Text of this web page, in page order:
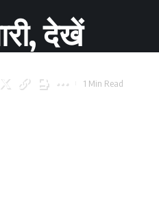
देखें
1 Min Read